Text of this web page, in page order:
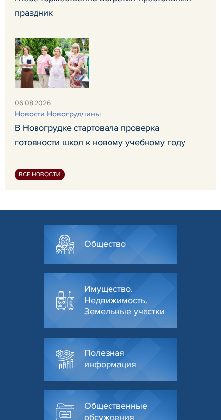
праздник
06.08.2026
Новости Новогрудчины
В Новогрудке стартовала проверка
готовности школ к новому учебному году
ВСЕ НОВОСТИ
Общество
Имущество.
Недвижимость.
Земельные участки
Полезная
информация
Общественные
обсуждения